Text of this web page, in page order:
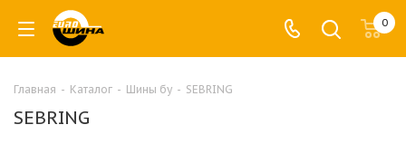
0
Главная - Каталог - Шины бу - SEBRING
SEBRING